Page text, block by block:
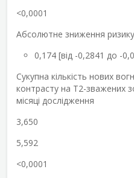
<0,0001
Абсолютне зниження
0,174 [від -0,2841 до -
Сукупна кількість нових
контрасту на Т2-зважених
місяці дослідження
3,650
5,592
<0,0001